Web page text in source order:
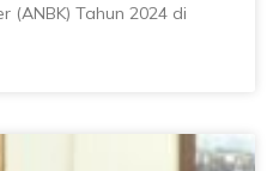
(ANBK) Tahun 2024 di